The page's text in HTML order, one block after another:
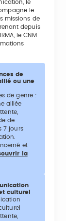
le
le
missions de
depuis
le CNM
de
ou une
de genre :
alliée
de
7 jours
et
la
culturel